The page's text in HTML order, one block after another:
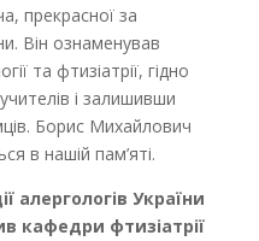
прекрасної за
Він ознаменував
та фтизіатрії, гідно
і залишивши
Борис Михайлович
в нашій пам’яті.
алергологів України
кафедри фтизіатрії